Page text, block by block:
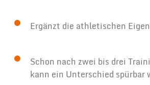
Ergänzt die athletischen
Schon nach zwei bis drei
kann ein Unterschied spürbar